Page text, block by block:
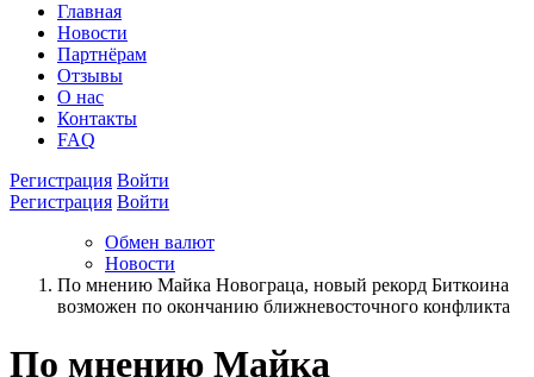
Главная
Новости
Партнёрам
Отзывы
О нас
Контакты
FAQ
Регистрация Войти
Регистрация Войти
Обмен валют
Новости
По мнению Майка Новограца, новый рекорд Биткоина
возможен по окончанию ближневосточного конфликта
По мнению Майка